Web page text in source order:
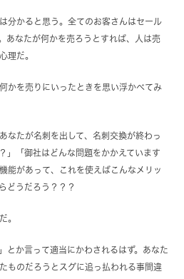
分かると思う。全てのお客さんはセール
あなたが何かを売ろうとすれば、人は売
理だ。
かを売りにいったときを思い浮かべてみ
なたが名刺を出して、名刺交換が終わっ
」「御社はどんな問題をかかえています
能があって、これを使えばこんなメリッ
どうだろう？？？
。
とか言って適当にかわされるはず。あなた
ものだろうとスグに追っ払われる事間違